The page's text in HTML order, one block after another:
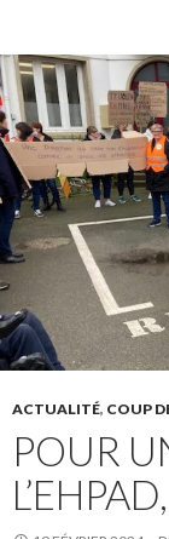
ACTUALITÉ, COUP
POUR